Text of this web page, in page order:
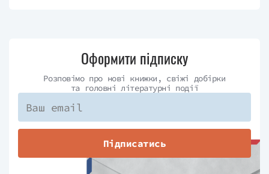
Оформити підписку
Розповімо про нові книжки, свіжі добірки
та головні літературні події
Підписатись